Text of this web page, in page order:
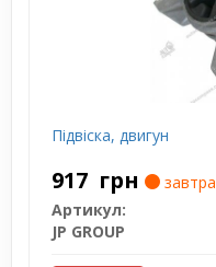
Підвіска, двигун
917 грн
завтра
Артикул:
JP GROUP